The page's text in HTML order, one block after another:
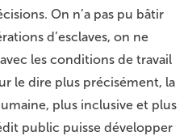
On n’a pas pu bâtir
d’esclaves, on ne
les conditions de travail
le dire plus précisément, la
plus inclusive et plus
public puisse développer